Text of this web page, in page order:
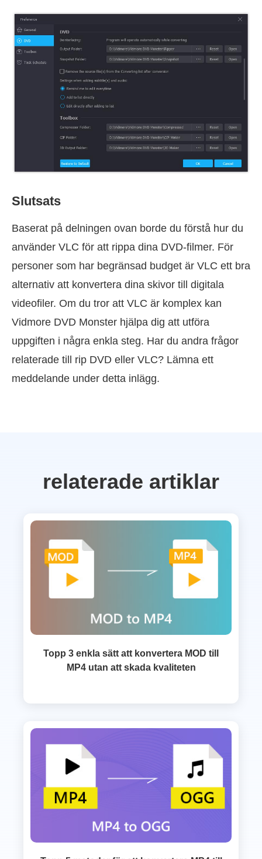
Slutsats
Baserat på delningen ovan borde du förstå hur du
använder VLC för att rippa dina DVD-filmer. För
personer som har begränsad budget är VLC ett bra
alternativ att konvertera dina skivor till digitala
videofiler. Om du tror att VLC är komplex kan
Vidmore DVD Monster hjälpa dig att utföra
uppgiften i några enkla steg. Har du andra frågor
relaterade till rip DVD eller VLC? Lämna ett
meddelande under detta inlägg.
relaterade artiklar
Topp 3 enkla sätt att konvertera MOD till
MP4 utan att skada kvaliteten